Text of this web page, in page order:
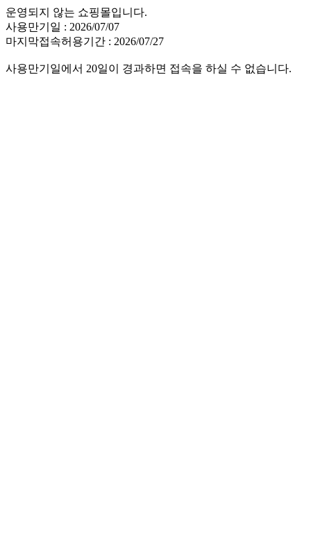
운영되지 않는 쇼핑몰입니다.
사용만기일 : 2026/07/07
마지막접속허용기간 : 2026/07/27
사용만기일에서 20일이 경과하면 접속을 하실 수 없습니다.